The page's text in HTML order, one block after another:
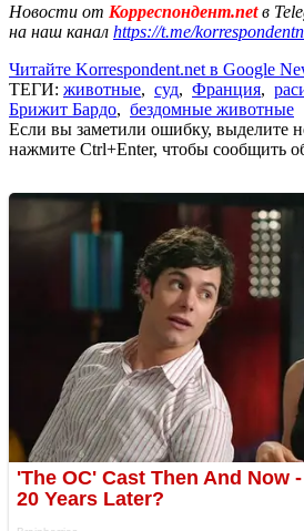
Новости от Корреспондент.netв
на наш канал https://t.me/
Читайте Korrespondent.net в Google
ТЕГИ: животные, суд, Франция,
Брижит Бардо, бездомные животные
Если вы заметили ошибку, выделите
нажмите Ctrl+Enter, чтобы сообщить